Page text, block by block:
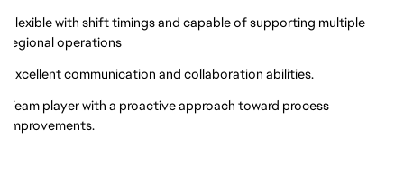
Flexible with shift timings and capable of supporting multiple
regional operations
Excellent communication and collaboration abilities.
Team player with a proactive approach toward process
improvements.